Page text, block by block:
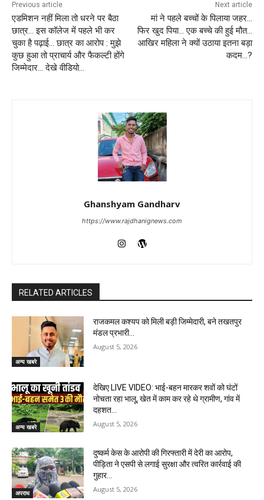
Previous article
एडमिशन नहीं मिला तो धरने पर बैठा
छात्र… इस कॉलेज में पहले भी कर
चुका है पढ़ाई… छात्र का आरोप : मुझे
कुछ हुआ तो प्राचार्य और फैकल्टी होंगे
जिम्मेदार… देखे वीडियो…
Next article
मां ने पहले बच्चों के पिलाया जहर…
फिर खुद पिया… एक बच्चे की हुई मौत…
आखिर महिला ने क्यों उठाया इतना बड़ा
कदम…?
Ghanshyam Gandharv
https://www.rajdhanignews.com
RELATED ARTICLES
अन्य खबरे
राजकमल कश्यप को मिली बड़ी जिम्मेदारी, बने तखतपुर
मंडल प्रभारी…
August 5, 2026
अन्य खबरे
देखिए LIVE VIDEO: भाई-बहन मारकर शवों को घंटों
नोचता रहा भालू, खेत में काम कर रहे थे ग्रामीण, गांव में
दहशत…
August 5, 2026
अपराध
दुष्कर्म केस के आरोपी की गिरफ्तारी में देरी का आरोप,
पीड़िता ने एसपी से लगाई सुरक्षा और त्वरित कार्रवाई की
गुहार…
August 5, 2026